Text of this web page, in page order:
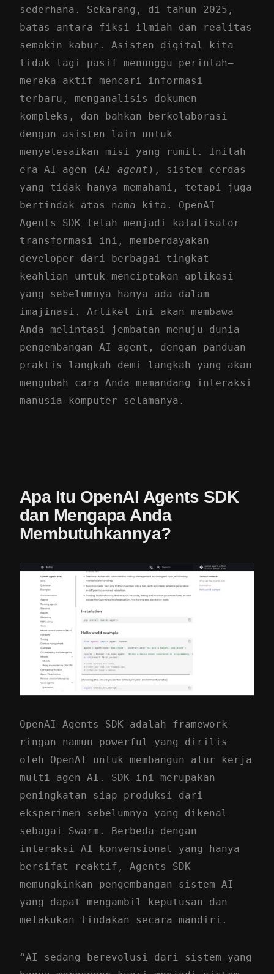
instalasi dan buat asisten suara alami.
Studi Kasus Nyata : Coinbase dan Box
sudah gunakan SDK ini untuk agen kripto
sederhana. Sekarang, di tahun 2025,
batas antara fiksi ilmiah dan realitas
semakin kabur. Asisten digital kita
tidak lagi pasif menunggu perintah—
mereka aktif mencari informasi
terbaru, menganalisis dokumen
kompleks, dan bahkan berkolaborasi
dengan asisten lain untuk
menyelesaikan misi yang rumit. Inilah
era AI agen (AI agent ), sistem cerdas
yang tidak hanya memahami, tetapi juga
bertindak atas nama kita. OpenAI
Agents SDK telah menjadi katalisator
transformasi ini, memberdayakan
developer dari berbagai tingkat
keahlian untuk menciptakan aplikasi
yang sebelumnya hanya ada dalam
imajinasi. Artikel ini akan membawa
Anda melintasi jembatan menuju dunia
pengembangan AI agent, dengan panduan
praktis langkah demi langkah yang akan
mengubah cara Anda memandang interaksi
manusia-komputer selamanya.
Apa Itu OpenAI Agents SDK
dan Mengapa Anda
Membutuhkannya?
OpenAI Agents SDK adalah framework
ringan namun powerful yang dirilis
oleh OpenAI untuk membangun alur kerja
multi-agen AI. SDK ini merupakan
peningkatan siap produksi dari
eksperimen sebelumnya yang dikenal
sebagai Swarm. Berbeda dengan
interaksi AI konvensional yang hanya
bersifat reaktif, Agents SDK
memungkinkan pengembangan sistem AI
yang dapat mengambil keputusan dan
melakukan tindakan secara mandiri.
“AI sedang berevolusi dari sistem yang